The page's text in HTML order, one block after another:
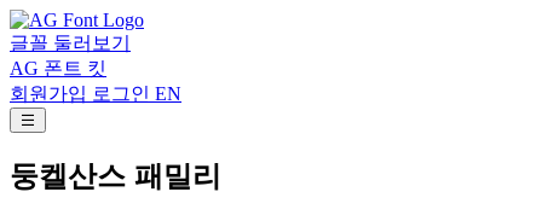
글꼴 둘러보기
AG 폰트 킷
회원가입 로그인 EN
둥켈산스 패밀리